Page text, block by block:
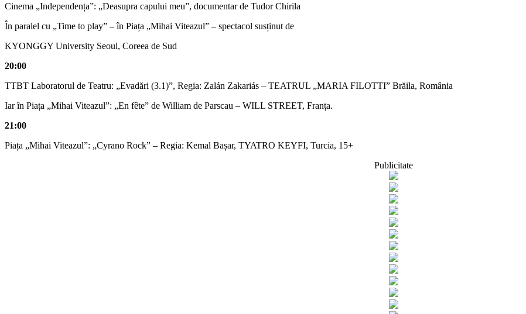
Cinema „Independența”: „Deasupra capului meu”, documentar de Tudor Chirila
În paralel cu „Time to play” – în Piața „Mihai Viteazul” – spectacol susținut de
KYONGGY University Seoul, Coreea de Sud
20:00
TTBT Laboratorul de Teatru: „Evadări (3.1)”, Regia: Zalán Zakariás – TEATRUL „MARIA FILOTTI” Brăila, România
Iar în Piața „Mihai Viteazul”: „En fête” de William de Parscau – WILL STREET, Franța.
21:00
Piața „Mihai Viteazul”: „Cyrano Rock” – Regia: Kemal Bașar, TYATRO KEYFI, Turcia, 15+
Publicitate